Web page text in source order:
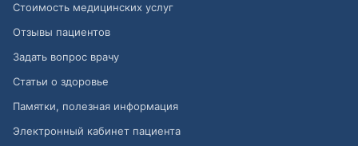
Стоимость медицинских услуг
Отзывы пациентов
Задать вопрос врачу
Статьи о здоровье
Памятки, полезная информация
Электронный кабинет пациента